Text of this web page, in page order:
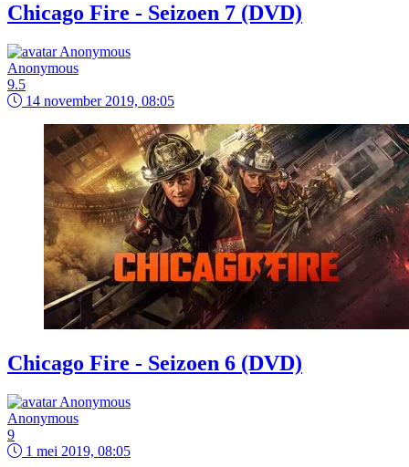
Chicago Fire - Seizoen 7 (DVD)
Anonymous
9.5
14 november 2019, 08:05
Chicago Fire - Seizoen 6 (DVD)
Anonymous
9
1 mei 2019, 08:05